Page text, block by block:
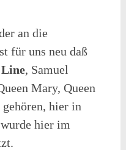
an die
für uns neu daß
, Samuel
Mary, Queen
hier in
hier im